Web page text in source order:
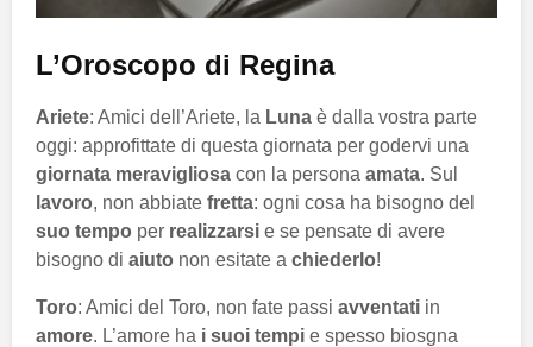
L’Oroscopo di Regina
Ariete: Amici dell’Ariete, la Luna è dalla vostra parte
oggi: approfittate di questa giornata per godervi una
giornata meravigliosa con la persona amata. Sul
lavoro, non abbiate fretta: ogni cosa ha bisogno del
suo tempo per realizzarsi e se pensate di avere
bisogno di aiuto non esitate a chiederlo!
Toro: Amici del Toro, non fate passi avventati in
amore. L’amore ha i suoi tempi e spesso biosgna